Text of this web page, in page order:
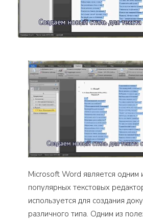
Microsoft Word является одним
популярных текстовых
используется для создания
различного типа. Одним из